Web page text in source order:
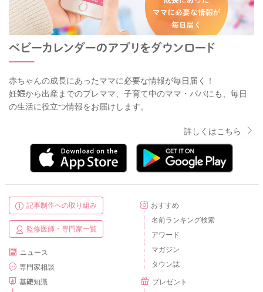
赤ちゃんの成長にあったママに必要な情報が毎日届く！
妊娠から出産までのプレママ、子育て中のママ・パパにも、毎日
の生活に役立つ情報をお届けします。
詳しくはこちら
記事制作への取り組み
監修医師・専門家一覧
ニュース
専門家相談
基礎知識
おすすめ
名前ランキング検索
アワード
マガジン
タウン誌
プレゼント